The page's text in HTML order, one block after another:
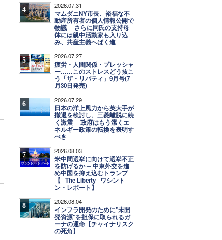
4 2026.07.31
マムダニNY市長、裕福な不
動産所有者の個人情報公開で
物議 ─ さらに同氏の支持母
体には親中活動家も入り込
み、共産主義へばく進
5 2026.07.27
疲労・人間関係・プレッシャ
ー……このストレスどう抜こ
う「ザ・リバティ」9月号(7
月30日発売)
6 2026.07.29
日本の洋上風力から英大手が
撤退を検討し、三菱離脱に続
く激震 ─ 政府はもう潔くエ
ネルギー政策の転換を表明す
べき
7 2026.08.03
米中間選挙に向けて選挙不正
を防げるか ─ 中東外交を進
め中国を抑え込むトランプ
【─The Liberty─ワシント
ン・レポート】
8 2026.08.04
インフラ開発のために"未開
発資源"を担保に取られるガ
ーナの運命【チャイナリスク
の死角】